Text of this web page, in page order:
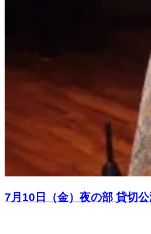
7月10日（金）夜の部 貸切